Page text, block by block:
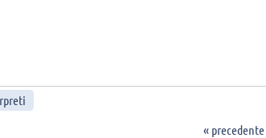
« precedente